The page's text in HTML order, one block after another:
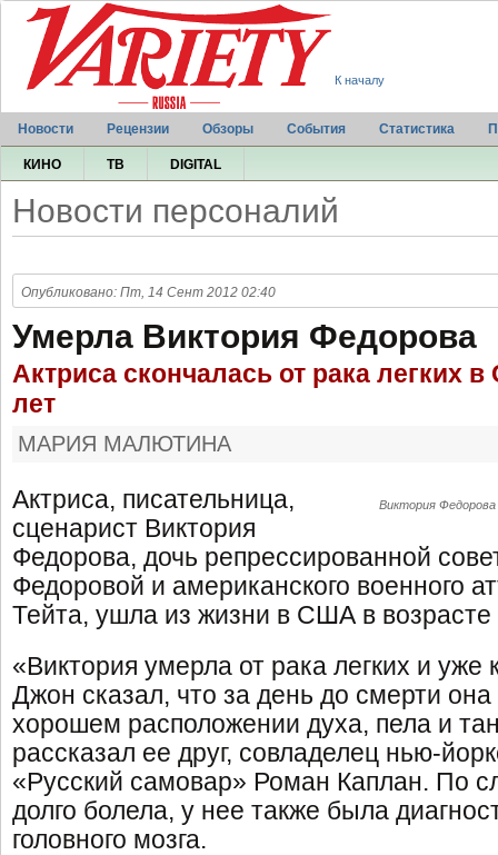
К началу
Новости Рецензии Обзоры События Статистика
КИНО ТВ DIGITAL
Новости персоналий
Опубликовано: Пт, 14 Сент 2012 02:40
Умерла Виктория Федорова
Актриса скончалась от рака легких
лет
МАРИЯ МАЛЮТИНА
Виктория Федорова
Актриса, писательница,
сценарист Виктория
Федорова, дочь репрессированной
Федоровой и американского военного
Тейта, ушла из жизни в США в возрасте
«Виктория умерла от рака легких и
Джон сказал, что за день до смерти
хорошем расположении духа, пела и
рассказал ее друг, совладелец нью-
«Русский самовар» Роман Каплан. По
долго болела, у нее также была
головного мозга.